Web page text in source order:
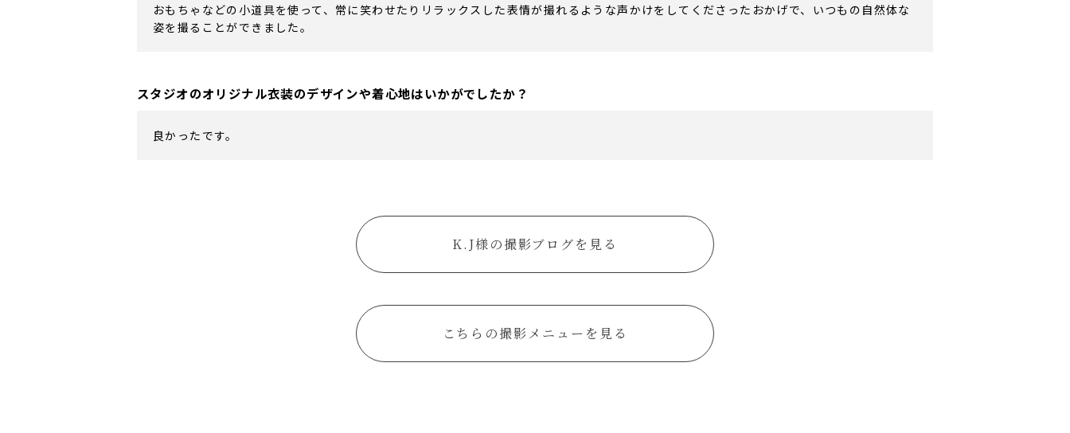
おもちゃなどの小道具を使って、常に笑わせたりリラックスした表情が撮れるような声かけをしてくださったおかげで、いつもの自然体な
姿を撮ることができました。
スタジオのオリジナル衣装のデザインや着心地はいかがでしたか？
良かったです。
K.J様の撮影ブログを見る
こちらの撮影メニューを見る